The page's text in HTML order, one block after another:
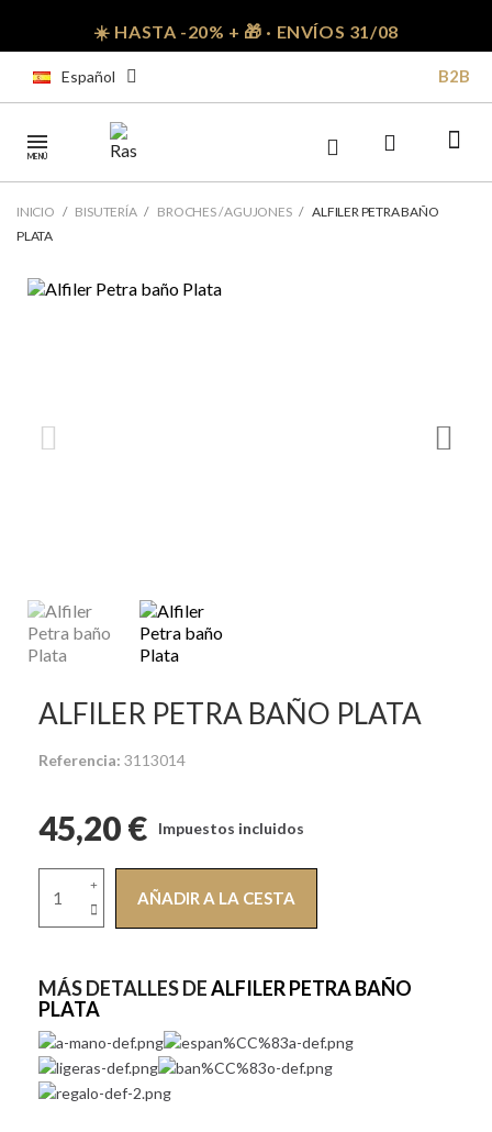
☀️ HASTA -20% + 🎁 · ENVÍOS 31/08
Español B2B
MENÚ
INICIO BISUTERÍA BROCHES / AGUJONES
ALFILER PETRA BAÑO
PLATA
ALFILER PETRA BAÑO PLATA
Referencia 3113014
45,20 € Impuestos incluidos
AÑADIR A LA CESTA
MÁS DETALLES DEALFILER PETRA BAÑO
PLATA